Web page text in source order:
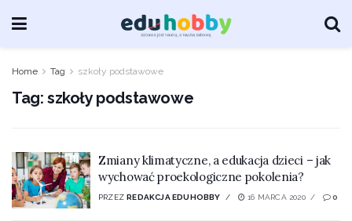
Home Tag szkoły podstawowe
Tag: szkoły podstawowe
Zmiany klimatyczne, a edukacja dzieci – jak
wychować proekologiczne pokolenia?
PRZEZ REDAKCJA EDUHOBBY 16 MARCA 2020 0